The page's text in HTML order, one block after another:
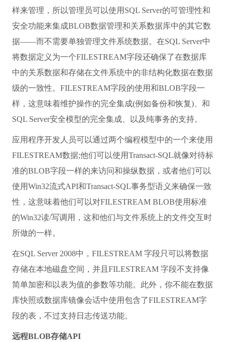
样来管理，所以管理员可以使用SQL Server的可管理性和
安全功能来集成BLOB数据管理和关系数据库中的其它数
据——而不需要单独管理文件系统数据。在SQL Server中
将数据定义为一个FILESTREAM字段还确保了在数据库
中的关系数据和存储在文件系统中的非结构化数据在数据
级的一致性。FILESTREAM字段的使用和BLOB字段一
样，这意味着维护操作的完全集成(例如备份和恢复)、和
SQL Server安全模型的完全集成、以及纯事务的支持。
应用程序开发人员可以通过两个编程模型中的一个来使用
FILESTREAM数据;他们可以使用Transact-SQL就像对待标
准的BLOB字段一样的来访问和操纵数据，或者他们可以
使用Win32流式API和Transact-SQL事务型语义来确保一致
性，这意味着他们可以对FILESTREAM BLOB使用标准
的Win32读/写调用，这和他们与文件系统上的文件交互时
所做的一样。
在SQL Server 2008中，FILESTREAM 字段只可以将数据
存储在本地磁盘空间，并且FILESTREAM 字段不支持像
简单加密和以表为值的参数等功能。此外，你不能在数据
库快照或数据库镜像会话中使用包含了FILESTREAM字
段的表，不过支持日志传送功能。
远程BLOB存储API